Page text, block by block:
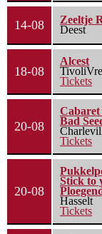
14-08
Zeeltje
Deest
18-08
Alcest
Tickets
20-08
Cabaret
Bad
Tickets
20-08
Stick to
Hasselt
Tickets